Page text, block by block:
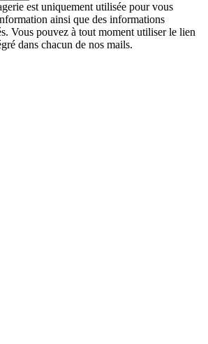
est uniquement utilisée pour vous
ainsi que des informations
Vous pouvez à tout moment utiliser le lien
dans chacun de nos mails.